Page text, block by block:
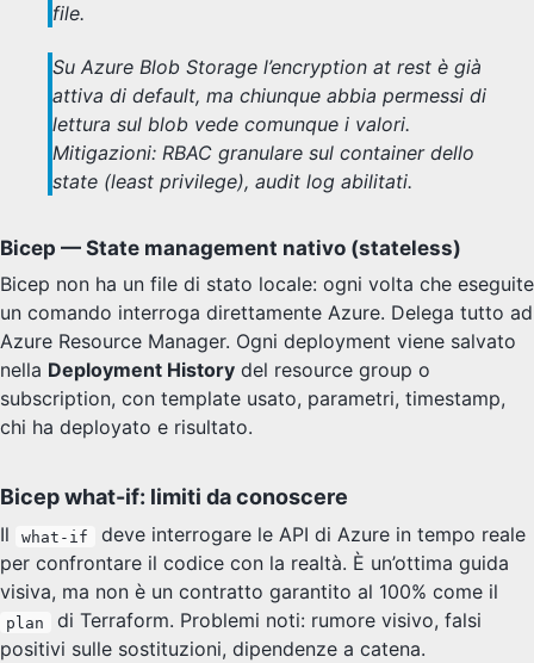
file.
Su Azure Blob Storage l’encryption at rest è già
attiva di default, ma chiunque abbia permessi di
lettura sul blob vede comunque i valori.
Mitigazioni: RBAC granulare sul container dello
state (least privilege), audit log abilitati.
Bicep — State management nativo (stateless)
Bicep non ha un file di stato locale: ogni volta che eseguite
un comando interroga direttamente Azure. Delega tutto ad
Azure Resource Manager. Ogni deployment viene salvato
nella Deployment History del resource group o
subscription, con template usato, parametri, timestamp,
chi ha deployato e risultato.
Bicep what-if: limiti da conoscere
Il what-if
deve interrogare le API di Azure in tempo reale
per confrontare il codice con la realtà. È un’ottima guida
visiva, ma non è un contratto garantito al 100% come il
plan
di Terraform. Problemi noti: rumore visivo, falsi
positivi sulle sostituzioni, dipendenze a catena.